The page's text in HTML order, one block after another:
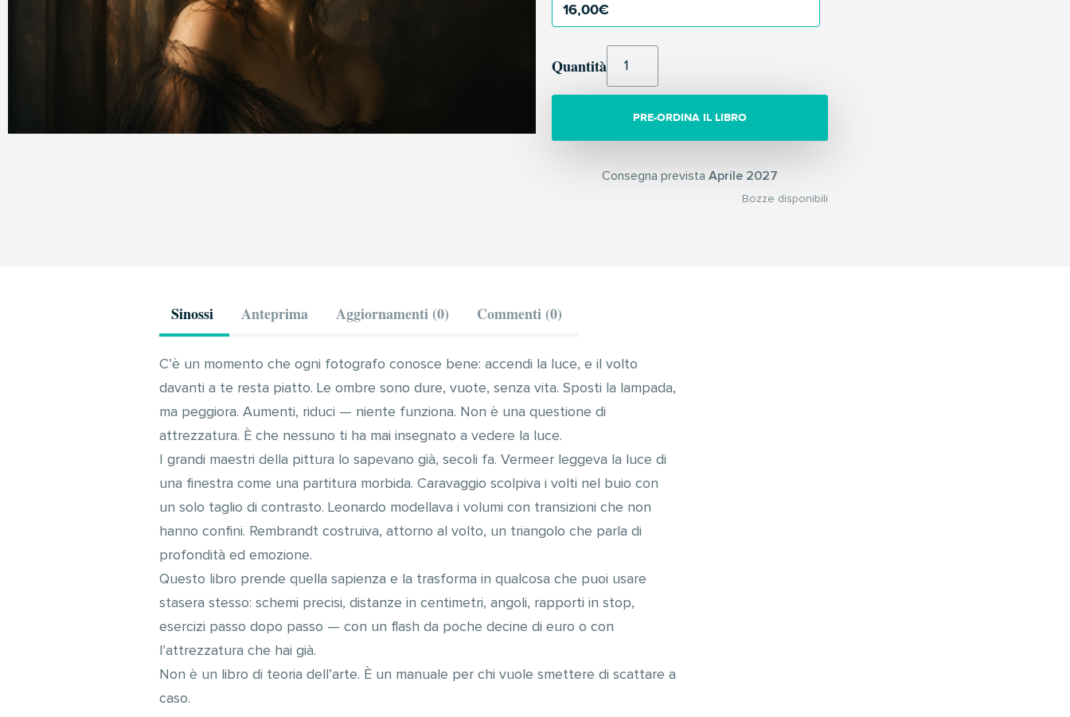
16,00€
Quantità
PRE-ORDINA IL LIBRO
Consegna prevista Aprile 2027
Bozze disponibili
Sinossi Anteprima Aggiornamenti (0) Commenti (0)
C’è un momento che ogni fotografo conosce bene: accendi la luce, e il volto
davanti a te resta piatto. Le ombre sono dure, vuote, senza vita. Sposti la lampada,
ma peggiora. Aumenti, riduci — niente funziona. Non è una questione di
attrezzatura. È che nessuno ti ha mai insegnato a vedere la luce.
I grandi maestri della pittura lo sapevano già, secoli fa. Vermeer leggeva la luce di
una finestra come una partitura morbida. Caravaggio scolpiva i volti nel buio con
un solo taglio di contrasto. Leonardo modellava i volumi con transizioni che non
hanno confini. Rembrandt costruiva, attorno al volto, un triangolo che parla di
profondità ed emozione.
Questo libro prende quella sapienza e la trasforma in qualcosa che puoi usare
stasera stesso: schemi precisi, distanze in centimetri, angoli, rapporti in stop,
esercizi passo dopo passo — con un flash da poche decine di euro o con
l’attrezzatura che hai già.
Non è un libro di teoria dell’arte. È un manuale per chi vuole smettere di scattare a
caso.